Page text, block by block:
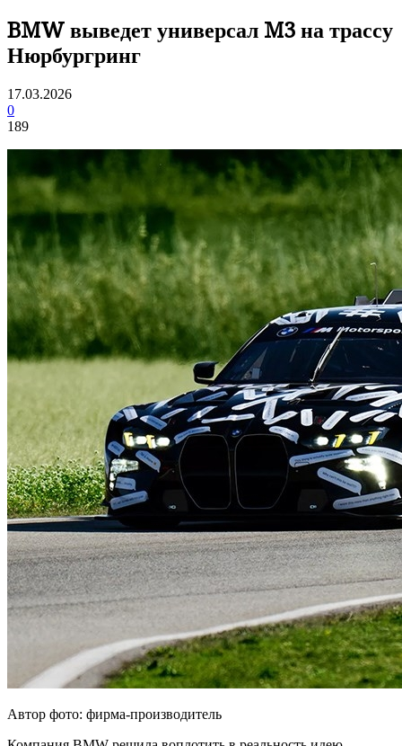
BMW выведет универсал M3 на трассу
Нюрбургринг
17.03.2026
0
189
Автор фото: фирма-производитель